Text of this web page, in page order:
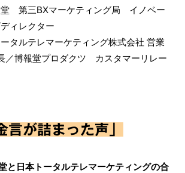
第三BXマーケティング局 イノベー
ィレクター
タルテレマーケティング株式会社 営業
／博報堂プロダクツ カスタマーリレー
が詰まった声」
と日本トータルテレマーケティングの合